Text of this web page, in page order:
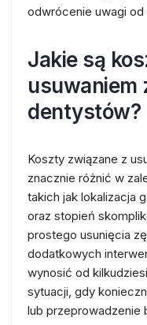
odwrócenie uwagi od
Jakie są
usuwaniem
dentystów?
Koszty związane z
znacznie różnić w
takich jak lokalizacja
oraz stopień
prostego usunięcia
dodatkowych
wynosić od
sytuacji, gdy
lub przeprowadzenie